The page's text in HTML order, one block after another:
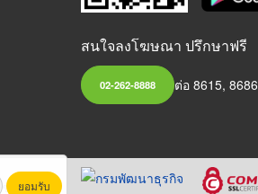
สนใจลงโฆษณา ปรึกษาฟรี
02-262-8888 ต่อ 8615, 8686
ชน)ยอมรับ